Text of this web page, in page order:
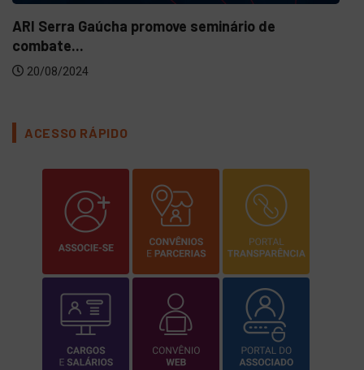
de
ACESSO RÁPIDO